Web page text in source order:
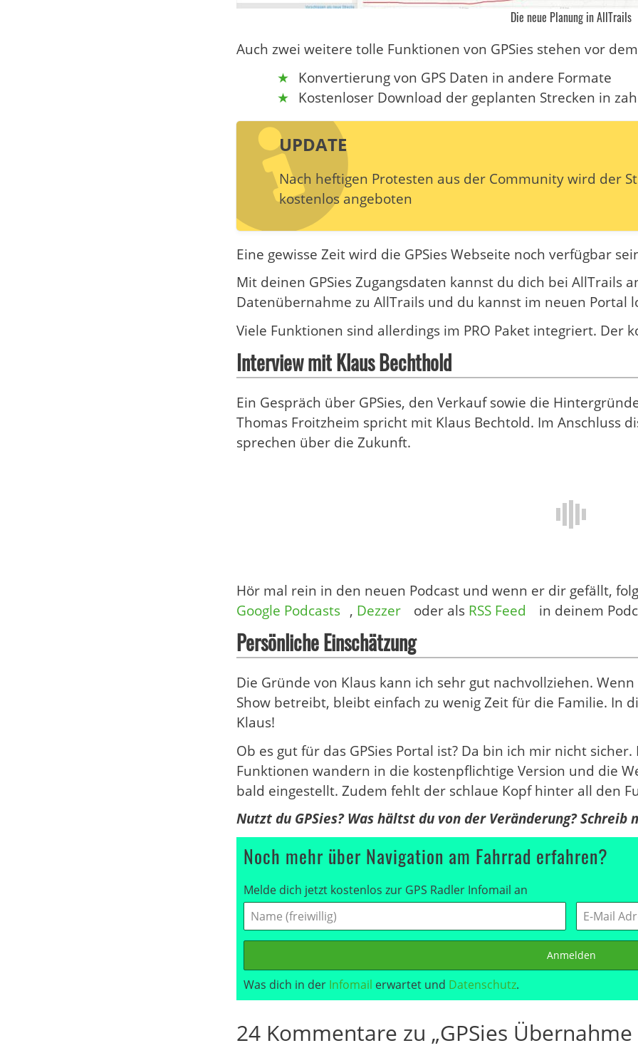
Die neue Planung in AllTrails
Auch zwei weitere tolle Funktionen von GPSies stehen vor
Konvertierung von GPS Daten in andere Formate
Kostenloser Download der geplanten Strecken in
UPDATE
Nach heftigen Protesten aus der Community wird der
kostenlos angeboten
Eine gewisse Zeit wird die GPSies Webseite noch verfügbar
Mit deinen GPSies Zugangsdaten kannst du dich bei AllTrails
Datenübernahme zu AllTrails und du kannst im neuen Portal
Viele Funktionen sind allerdings im PRO Paket integriert. Der
Interview mit Klaus Bechthold
Ein Gespräch über GPSies, den Verkauf sowie die
Thomas Froitzheim spricht mit Klaus Bechtold. Im Anschluss
sprechen über die Zukunft.
Hör mal rein in den neuen Podcast und wenn er dir gefällt,
Google Podcasts , Dezzer oder als RSS Feed in deinem
Persönliche Einschätzung
Die Gründe von Klaus kann ich sehr gut nachvollziehen.
Show betreibt, bleibt einfach zu wenig Zeit für die Familie. In
Klaus!
Ob es gut für das GPSies Portal ist? Da bin ich mir nicht
Funktionen wandern in die kostenpflichtige Version und die
bald eingestellt. Zudem fehlt der schlaue Kopf hinter all den
Nutzt du GPSies? Was hältst du von der Veränderung?
Noch mehr über Navigation am Fahrrad erfahren?
Melde dich jetzt kostenlos zur GPS Radler Infomail an
Anmelden
Was dich in der Infomail erwartet und Datenschutz.
24 Kommentare zu „GPSies